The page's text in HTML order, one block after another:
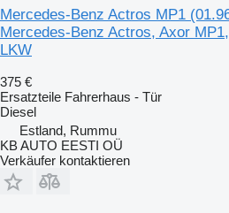
Mercedes-Benz Actros MP1
Mercedes-Benz Actros, Axor
LKW
375 €
Ersatzteile Fahrerhaus - Tür
Diesel
Estland, Rummu
KB AUTO EESTI OÜ
Verkäufer kontaktieren